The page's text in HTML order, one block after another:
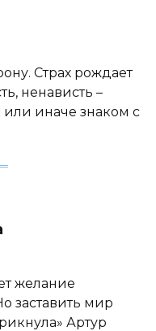
Страх рождает
ненависть –
или иначе знаком с
желание
заставить мир
Артур